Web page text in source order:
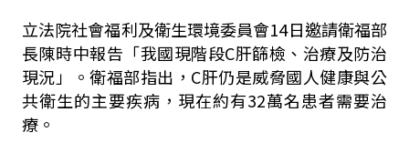
立法院社會福利及衛生環境委員會14日邀請衛福部
長陳時中報告「我國現階段C肝篩檢、治療及防治
現況」。衛福部指出，C肝仍是威脅國人健康與公
共衛生的主要疾病，現在約有32萬名患者需要治
療。